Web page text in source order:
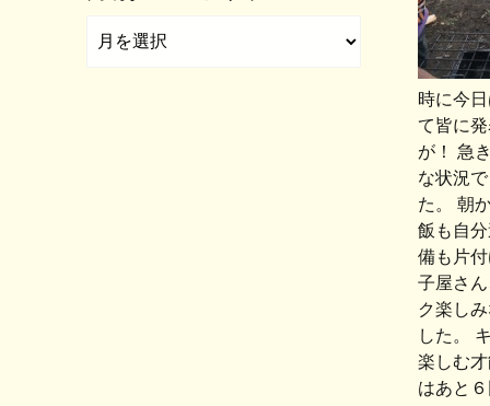
時に今
て皆に
が！ 急
な状況
た。 朝
飯も自
備も片
子屋さ
ク楽し
した。
楽しむ
はあと